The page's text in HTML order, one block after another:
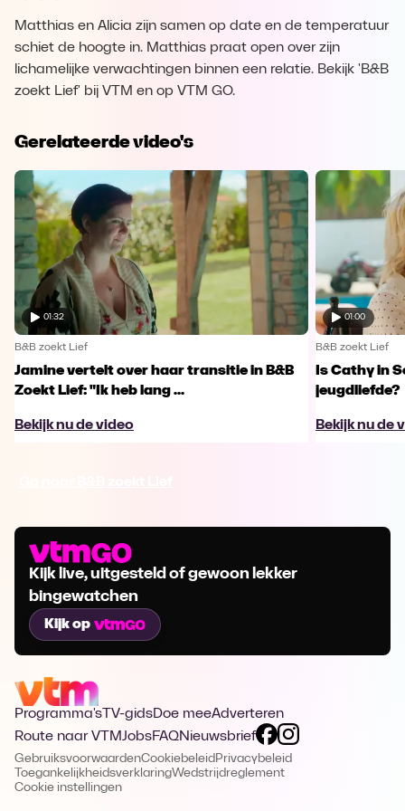
Matthias en Alicia zijn samen op date en de temperatuur
schiet de hoogte in. Matthias praat open over zijn
lichamelijke verwachtingen binnen een relatie. Bekijk 'B&B
zoekt Lief' bij VTM en op VTM GO.
Gerelateerde video's
01:32
B&B zoekt Lief
Jamine vertelt over haar transitie in B&B
Zoekt Lief: "Ik heb lang ...
Bekijk nu de video
01:00
B&B zoekt Lief
Is Cathy in
jeugdliefde?
Bekijk nu de
Kijk live, uitgesteld of gewoon lekker
bingewatchen
Kijk op
Programma's TV-gidsDoe meeAdverteren
Route naar VTMJobsFAQNieuwsbrief
GebruiksvoorwaardenCookiebeleid Privacybeleid
ToegankelijkheidsverklaringWedstrijdreglement
Cookie instellingen